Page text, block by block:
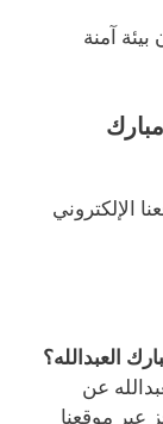
آمنة
الإلكتروني
عن
69694241 أو الحجز عبر موقعنا